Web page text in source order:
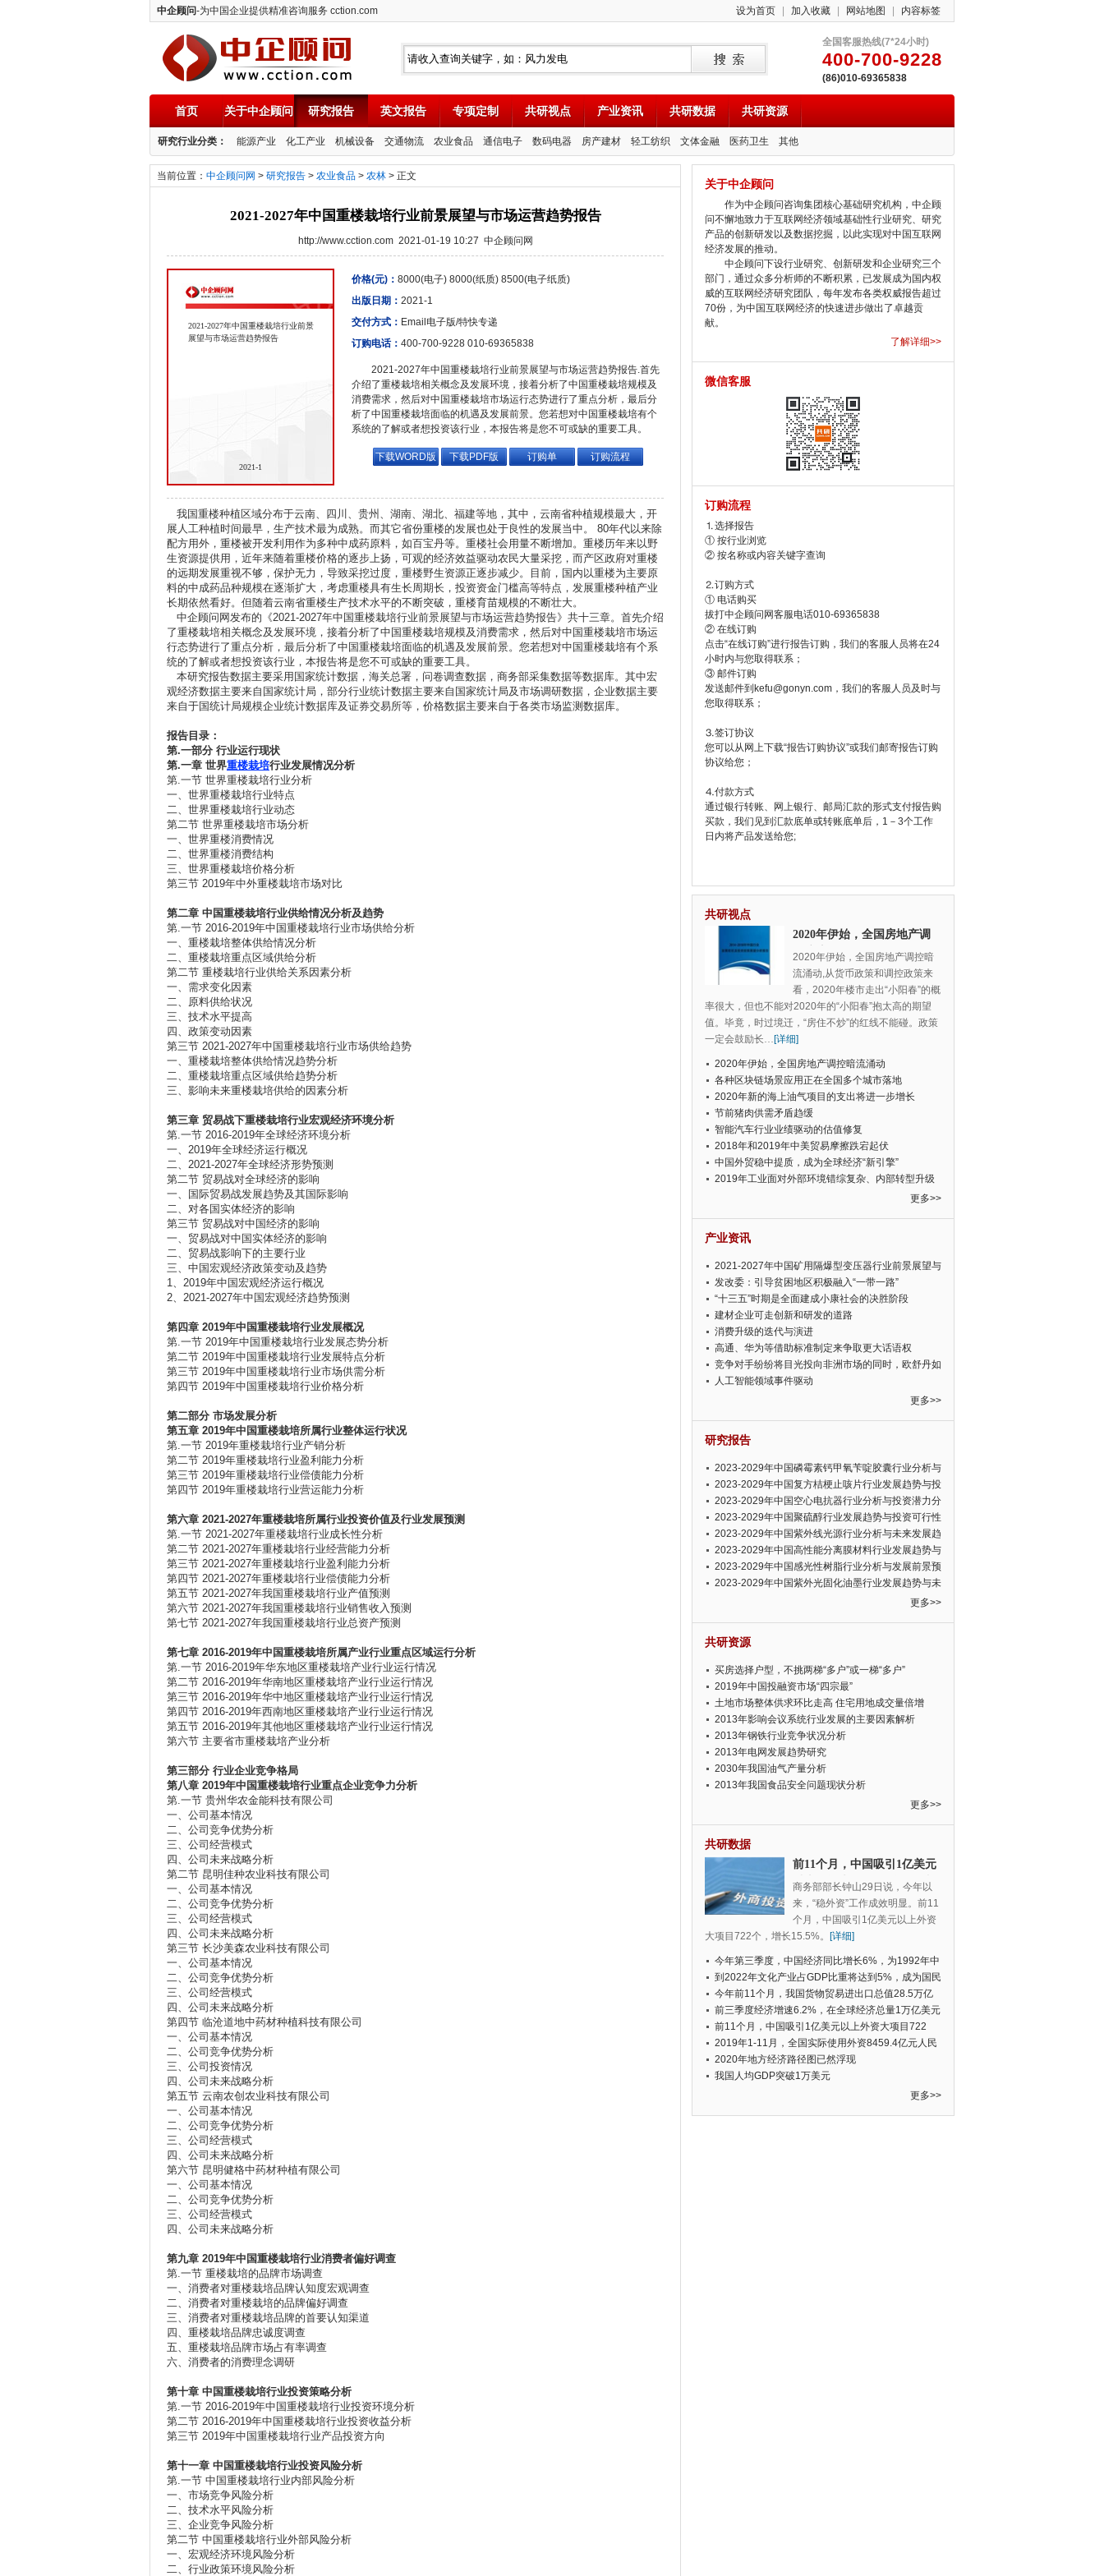
中企顾问-为中国企业提供精准咨询服务 cction.com 设为首页 加入收藏 网站地图 内容标签
中企顾问
全国客服热线(7*24小时)
400-700-9228
(86)010-69365838
首页 关于中企顾问 研究报告 英文报告 专项定制 共研视点 产业资讯 共研数据 共研资源
研究行业分类： 能源产业 化工产业 机械设备 交通物流 农业食品 通信电子 数码电器 房产建材 轻工纺织 文体金融 医药卫生 其他
当前位置： 中企顾问网 > 研究报告 > 农业食品 > 农林 > 正文
2021-2027年中国重楼栽培行业前景展望与市场运营趋势报告
http://www.cction.com 2021-01-19 10:27 中企顾问网
2021-2027年中国重楼栽培行业前景
展望与市场运营趋势报告
2021-1
价格(元)： 8000(电子) 8000(纸质) 8500(电子纸质)
出版日期： 2021-1
交付方式： Email电子版/特快专递
订购电话： 400-700-9228 010-69365838
2021-2027年中国重楼栽培行业前景展望与市场运营趋势报告.首先
介绍了重楼栽培相关概念及发展环境，接着分析了中国重楼栽培规模及
消费需求，然后对中国重楼栽培市场运行态势进行了重点分析，最后分
析了中国重楼栽培面临的机遇及发展前景。您若想对中国重楼栽培有个
系统的了解或者想投资该行业，本报告将是您不可或缺的重要工具。
下载WORD版 下载PDF版 订购单 订购流程
我国重楼种植区域分布于云南、四川、贵州、湖南、湖北、福建等地，其中，云南省种植规模最大，开
展人工种植时间最早，生产技术最为成熟。而其它省份重楼的发展也处于良性的发展当中。 80年代以来除
配方用外，重楼被开发利用作为多种中成药原料，如百宝丹等。重楼社会用量不断增加。重楼历年来以野
生资源提供用，近年来随着重楼价格的逐步上扬，可观的经济效益驱动农民大量采挖，而产区政府对重楼
的远期发展重视不够，保护无力，导致采挖过度，重楼野生资源正逐步减少。目前，国内以重楼为主要原
料的中成药品种规模在逐渐扩大，考虑重楼具有生长周期长，投资资金门槛高等特点，发展重楼种植产业
长期依然看好。但随着云南省重楼生产技术水平的不断突破，重楼育苗规模的不断壮大。
中企顾问网发布的《2021-2027年中国重楼栽培行业前景展望与市场运营趋势报告》共十三章。首先介绍
了重楼栽培相关概念及发展环境，接着分析了中国重楼栽培规模及消费需求，然后对中国重楼栽培市场运
行态势进行了重点分析，最后分析了中国重楼栽培面临的机遇及发展前景。您若想对中国重楼栽培有个系
统的了解或者想投资该行业，本报告将是您不可或缺的重要工具。
本研究报告数据主要采用国家统计数据，海关总署，问卷调查数据，商务部采集数据等数据库。其中宏
观经济数据主要来自国家统计局，部分行业统计数据主要来自国家统计局及市场调研数据，企业数据主要
来自于国统计局规模企业统计数据库及证券交易所等，价格数据主要来自于各类市场监测数据库。
报告目录：
第.一部分 行业运行现状
第.一章 世界重楼栽培行业发展情况分析
第.一节 世界重楼栽培行业分析
一、世界重楼栽培行业特点
二、世界重楼栽培行业动态
第二节 世界重楼栽培市场分析
一、世界重楼消费情况
二、世界重楼消费结构
三、世界重楼栽培价格分析
第三节 2019年中外重楼栽培市场对比
第二章 中国重楼栽培行业供给情况分析及趋势
第.一节 2016-2019年中国重楼栽培行业市场供给分析
一、重楼栽培整体供给情况分析
二、重楼栽培重点区域供给分析
第二节 重楼栽培行业供给关系因素分析
一、需求变化因素
二、原料供给状况
三、技术水平提高
四、政策变动因素
第三节 2021-2027年中国重楼栽培行业市场供给趋势
一、重楼栽培整体供给情况趋势分析
二、重楼栽培重点区域供给趋势分析
三、影响未来重楼栽培供给的因素分析
第三章 贸易战下重楼栽培行业宏观经济环境分析
第.一节 2016-2019年全球经济环境分析
一、2019年全球经济运行概况
二、2021-2027年全球经济形势预测
第二节 贸易战对全球经济的影响
一、国际贸易战发展趋势及其国际影响
二、对各国实体经济的影响
第三节 贸易战对中国经济的影响
一、贸易战对中国实体经济的影响
二、贸易战影响下的主要行业
三、中国宏观经济政策变动及趋势
1、2019年中国宏观经济运行概况
2、2021-2027年中国宏观经济趋势预测
第四章 2019年中国重楼栽培行业发展概况
第.一节 2019年中国重楼栽培行业发展态势分析
第二节 2019年中国重楼栽培行业发展特点分析
第三节 2019年中国重楼栽培行业市场供需分析
第四节 2019年中国重楼栽培行业价格分析
第二部分 市场发展分析
第五章 2019年中国重楼栽培所属行业整体运行状况
第.一节 2019年重楼栽培行业产销分析
第二节 2019年重楼栽培行业盈利能力分析
第三节 2019年重楼栽培行业偿债能力分析
第四节 2019年重楼栽培行业营运能力分析
第六章 2021-2027年重楼栽培所属行业投资价值及行业发展预测
第.一节 2021-2027年重楼栽培行业成长性分析
第二节 2021-2027年重楼栽培行业经营能力分析
第三节 2021-2027年重楼栽培行业盈利能力分析
第四节 2021-2027年重楼栽培行业偿债能力分析
第五节 2021-2027年我国重楼栽培行业产值预测
第六节 2021-2027年我国重楼栽培行业销售收入预测
第七节 2021-2027年我国重楼栽培行业总资产预测
第七章 2016-2019年中国重楼栽培所属产业行业重点区域运行分析
第.一节 2016-2019年华东地区重楼栽培产业行业运行情况
第二节 2016-2019年华南地区重楼栽培产业行业运行情况
第三节 2016-2019年华中地区重楼栽培产业行业运行情况
第四节 2016-2019年西南地区重楼栽培产业行业运行情况
第五节 2016-2019年其他地区重楼栽培产业行业运行情况
第六节 主要省市重楼栽培产业分析
第三部分 行业企业竞争格局
第八章 2019年中国重楼栽培行业重点企业竞争力分析
第.一节 贵州华农金能科技有限公司
一、公司基本情况
二、公司竞争优势分析
三、公司经营模式
四、公司未来战略分析
第二节 昆明佳种农业科技有限公司
一、公司基本情况
二、公司竞争优势分析
三、公司经营模式
四、公司未来战略分析
第三节 长沙美森农业科技有限公司
一、公司基本情况
二、公司竞争优势分析
三、公司经营模式
四、公司未来战略分析
第四节 临沧道地中药材种植科技有限公司
一、公司基本情况
二、公司竞争优势分析
三、公司投资情况
四、公司未来战略分析
第五节 云南农创农业科技有限公司
一、公司基本情况
二、公司竞争优势分析
三、公司经营模式
四、公司未来战略分析
第六节 昆明健格中药材种植有限公司
一、公司基本情况
二、公司竞争优势分析
三、公司经营模式
四、公司未来战略分析
第九章 2019年中国重楼栽培行业消费者偏好调查
第.一节 重楼栽培的品牌市场调查
一、消费者对重楼栽培品牌认知度宏观调查
二、消费者对重楼栽培的品牌偏好调查
三、消费者对重楼栽培品牌的首要认知渠道
四、重楼栽培品牌忠诚度调查
五、重楼栽培品牌市场占有率调查
六、消费者的消费理念调研
第十章 中国重楼栽培行业投资策略分析
第.一节 2016-2019年中国重楼栽培行业投资环境分析
第二节 2016-2019年中国重楼栽培行业投资收益分析
第三节 2019年中国重楼栽培行业产品投资方向
第十一章 中国重楼栽培行业投资风险分析
第.一节 中国重楼栽培行业内部风险分析
一、市场竞争风险分析
二、技术水平风险分析
三、企业竞争风险分析
第二节 中国重楼栽培行业外部风险分析
一、宏观经济环境风险分析
二、行业政策环境风险分析
关于中企顾问
作为中企顾问咨询集团核心基础研究机构，中企顾
问不懈地致力于互联网经济领域基础性行业研究、研究
产品的创新研发以及数据挖掘，以此实现对中国互联网
经济发展的推动。
中企顾问下设行业研究、创新研发和企业研究三个
部门，通过众多分析师的不断积累，已发展成为国内权
威的互联网经济研究团队，每年发布各类权威报告超过
70份，为中国互联网经济的快速进步做出了卓越贡
献。
了解详细>>
微信客服
订购流程
⒈选择报告
① 按行业浏览
② 按名称或内容关键字查询
⒉订购方式
① 电话购买
拔打中企顾问网客服电话010-69365838
② 在线订购
点击“在线订购”进行报告订购，我们的客服人员将在24
小时内与您取得联系；
③ 邮件订购
发送邮件到kefu@gonyn.com，我们的客服人员及时与
您取得联系；
⒊签订协议
您可以从网上下载“报告订购协议”或我们邮寄报告订购
协议给您；
⒋付款方式
通过银行转账、网上银行、邮局汇款的形式支付报告购
买款，我们见到汇款底单或转账底单后，1－3个工作
日内将产品发送给您;
共研视点
2020年伊始，全国房地产调
控暗流涌动
2020年伊始，全国房地产调控暗
流涌动,从货币政策和调控政策来
看，2020年楼市走出“小阳春”的概
率很大，但也不能对2020年的“小阳春”抱太高的期望
值。毕竟，时过境迁，“房住不炒”的红线不能碰。政策
一定会鼓励长…[详细]
2020年伊始，全国房地产调控暗流涌动
各种区块链场景应用正在全国多个城市落地
2020年新的海上油气项目的支出将进一步增长
节前猪肉供需矛盾趋缓
智能汽车行业业绩驱动的估值修复
2018年和2019年中美贸易摩擦跌宕起伏
中国外贸稳中提质，成为全球经济“新引擎”
2019年工业面对外部环境错综复杂、内部转型升级
更多>>
产业资讯
2021-2027年中国矿用隔爆型变压器行业前景展望与
投资前景预测报告
发改委：引导贫困地区积极融入“一带一路”
“十三五”时期是全面建成小康社会的决胜阶段
建材企业可走创新和研发的道路
消费升级的迭代与演进
高通、华为等借助标准制定来争取更大话语权
竞争对手纷纷将目光投向非洲市场的同时，欧舒丹如
此淡定，难道就真的不怕丧失先机吗?
人工智能领域事件驱动
更多>>
研究报告
2023-2029年中国磷霉素钙甲氧苄啶胶囊行业分析与
投资可行性报告
2023-2029年中国复方桔梗止咳片行业发展趋势与投
资潜力分析报告
2023-2029年中国空心电抗器行业分析与投资潜力分
析报告
2023-2029年中国聚硫醇行业发展趋势与投资可行性
报告
2023-2029年中国紫外线光源行业分析与未来发展趋
势报告
2023-2029年中国高性能分离膜材料行业发展趋势与
发展前景预测报告
2023-2029年中国感光性树脂行业分析与发展前景预
测报告
2023-2029年中国紫外光固化油墨行业发展趋势与未
更多>>
共研资源
买房选择户型，不挑两梯“多户”或一梯“多户”
2019年中国投融资市场“四宗最”
土地市场整体供求环比走高 住宅用地成交量倍增
2013年影响会议系统行业发展的主要因素解析
2013年钢铁行业竞争状况分析
2013年电网发展趋势研究
2030年我国油气产量分析
2013年我国食品安全问题现状分析
更多>>
共研数据
前11个月，中国吸引1亿美元
以上外资大项目722个，增长
15.5%
商务部部长钟山29日说，今年以
来，“稳外资”工作成效明显。前11
个月，中国吸引1亿美元以上外资
大项目722个，增长15.5%。 [详细]
今年第三季度，中国经济同比增长6%，为1992年中
国有季度数据以来的新低
到2022年文化产业占GDP比重将达到5%，成为国民
经济支柱产业
今年前11个月，我国货物贸易进出口总值28.5万亿
元人民币，比去年同期增长2.4%
前三季度经济增速6.2%，在全球经济总量1万亿美元
以上的经济体中增速最快
前11个月，中国吸引1亿美元以上外资大项目722
个，增长15.5%
2019年1-11月，全国实际使用外资8459.4亿元人民
币，同比增长6.0%
2020年地方经济路径图已然浮现
我国人均GDP突破1万美元
更多>>